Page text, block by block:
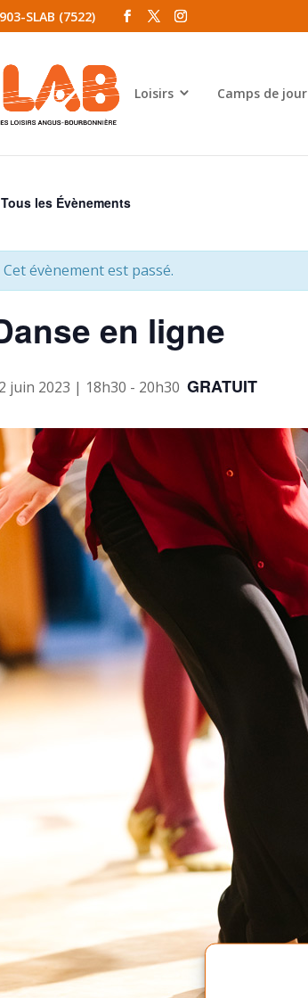
SLAB (7522)
Loisirs Camps de jour
les Évènements
Cet évènement est passé.
en ligne
juin 2023 | 18h30 - 20h30 GRATUIT